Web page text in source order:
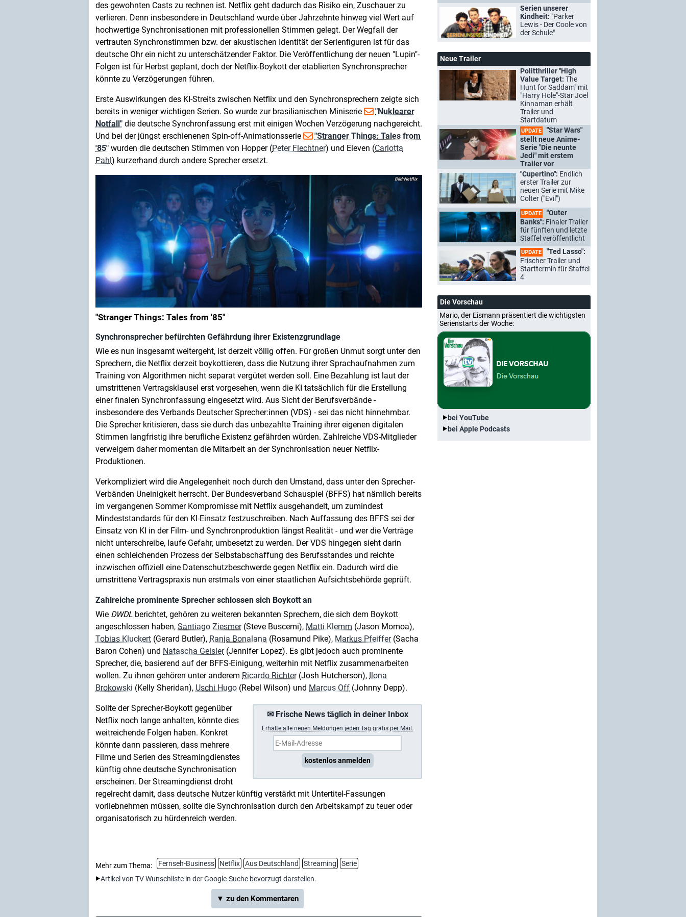
des gewohnten Casts zu rechnen ist. Netflix geht dadurch das Risiko ein, Zuschauer zu
verlieren. Denn insbesondere in Deutschland wurde über Jahrzehnte hinweg viel Wert auf
hochwertige Synchronisationen mit professionellen Stimmen gelegt. Der Wegfall der
vertrauten Synchronstimmen bzw. der akustischen Identität der Serienfiguren ist für das
deutsche Ohr ein nicht zu unterschätzender Faktor. Die Veröffentlichung der neuen "Lupin"-
Folgen ist für Herbst geplant, doch der Netflix-Boykott der etablierten Synchronsprecher
könnte zu Verzögerungen führen.
Erste Auswirkungen des KI-Streits zwischen Netflix und den Synchronsprechern zeigte sich
bereits in weniger wichtigen Serien. So wurde zur brasilianischen Miniserie
"Nuklearer
Notfall" die deutsche Synchronfassung erst mit einigen Wochen Verzögerung nachgereicht.
Und bei der jüngst erschienenen Spin-off-Animationsserie
"Stranger Things: Tales from
'85" wurden die deutschen Stimmen von Hopper (Peter Flechtner) und Eleven (Carlotta
Pahl) kurzerhand durch andere Sprecher ersetzt.
"Stranger Things: Tales from '85"
Netflix
Synchronsprecher befürchten Gefährdung ihrer Existenzgrundlage
Wie es nun insgesamt weitergeht, ist derzeit völlig offen. Für großen Unmut sorgt unter den
Sprechern, die Netflix derzeit boykottieren, dass die Nutzung ihrer Sprachaufnahmen zum
Training von Algorithmen nicht separat vergütet werden soll. Eine Bezahlung ist laut der
umstrittenen Vertragsklausel erst vorgesehen, wenn die KI tatsächlich für die Erstellung
einer finalen Synchronfassung eingesetzt wird. Aus Sicht der Berufsverbände -
insbesondere des Verbands Deutscher Sprecher:innen (VDS) - sei das nicht hinnehmbar.
Die Sprecher kritisieren, dass sie durch das unbezahlte Training ihrer eigenen digitalen
Stimmen langfristig ihre berufliche Existenz gefährden würden. Zahlreiche VDS-Mitglieder
verweigern daher momentan die Mitarbeit an der Synchronisation neuer Netflix-
Produktionen.
Verkompliziert wird die Angelegenheit noch durch den Umstand, dass unter den Sprecher-
Verbänden Uneinigkeit herrscht. Der Bundesverband Schauspiel (BFFS) hat nämlich bereits
im vergangenen Sommer Kompromisse mit Netflix ausgehandelt, um zumindest
Mindeststandards für den KI-Einsatz festzuschreiben. Nach Auffassung des BFFS sei der
Einsatz von KI in der Film- und Synchronproduktion längst Realität - und wer die Verträge
nicht unterschreibe, laufe Gefahr, umbesetzt zu werden. Der VDS hingegen sieht darin
einen schleichenden Prozess der Selbstabschaffung des Berufsstandes und reichte
inzwischen offiziell eine Datenschutzbeschwerde gegen Netflix ein. Dadurch wird die
umstrittene Vertragspraxis nun erstmals von einer staatlichen Aufsichtsbehörde geprüft.
Zahlreiche prominente Sprecher schlossen sich Boykott an
Wie DWDL berichtet, gehören zu weiteren bekannten Sprechern, die sich dem Boykott
angeschlossen haben, Santiago Ziesmer(Steve Buscemi), Matti Klemm (Jason Momoa),
Tobias Kluckert (Gerard Butler), Ranja Bonalana (Rosamund Pike), Markus Pfeiffer(Sacha
Baron Cohen) und Natascha Geisler(Jennifer Lopez). Es gibt jedoch auch prominente
Sprecher, die, basierend auf der BFFS-Einigung, weiterhin mit Netflix zusammenarbeiten
wollen. Zu ihnen gehören unter anderem Ricardo Richter(Josh Hutcherson), Ilona
Brokowski (Kelly Sheridan), Uschi Hugo (Rebel Wilson) und Marcus Off (Johnny Depp).
✉ Frische News täglich in deiner Inbox
Erhalte a lle neuen Meldungen jeden Tag gratis per Mail.
kostenlos anmelden
Sollte der Sprecher-Boykott gegenüber
Netflix noch lange anhalten, könnte dies
weitreichende Folgen haben. Konkret
könnte dann passieren, dass mehrere
Filme und Serien des Streamingdienstes
künftig ohne deutsche Synchronisation
erscheinen. Der Streamingdienst droht
regelrecht damit, dass deutsche Nutzer künftig verstärkt mit Untertitel-Fassungen
vorliebnehmen müssen, sollte die Synchronisation durch den Arbeitskampf zu teuer oder
organisatorisch zu hürdenreich werden.
Mehr zum Thema: Fernseh-Business Netflix Aus Deutschland Streaming
Serie
Artikel von TV Wunschliste in der Google-Suche bevorzugt darstellen.
▼ zu den Kommentaren
Serien unserer
Kindheit: "Parker
Lewis - Der Coole von
der Schule"
Neue Trailer
Politthriller "High
Value Target: The
Hunt for Saddam" mit
"Harry Hole"-Star Joel
Kinnaman erhält
Trailer und
Startdatum
UPDATE
"Star Wars"
stellt neue Anime-
Serie "Die neunte
Jedi" mit erstem
Trailer vor
"Cupertino": Endlich
erster Trailer zur
neuen Serie mit Mike
Colter ("Evil")
UPDATE
"Outer
Banks": Finaler Trailer
für fünften und letzte
Staffel veröffentlicht
UPDATE
"Ted Lasso":
Frischer Trailer und
Starttermin für Staffel
4
Die Vorschau
Mario, der Eismann präsentiert die wichtigsten
Serienstarts der Woche:
bei YouTube
bei Apple Podcasts